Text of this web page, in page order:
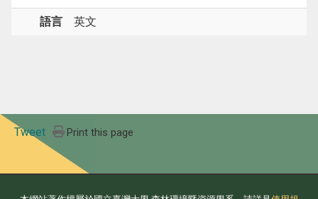
語言 英文
Tweet Print this page